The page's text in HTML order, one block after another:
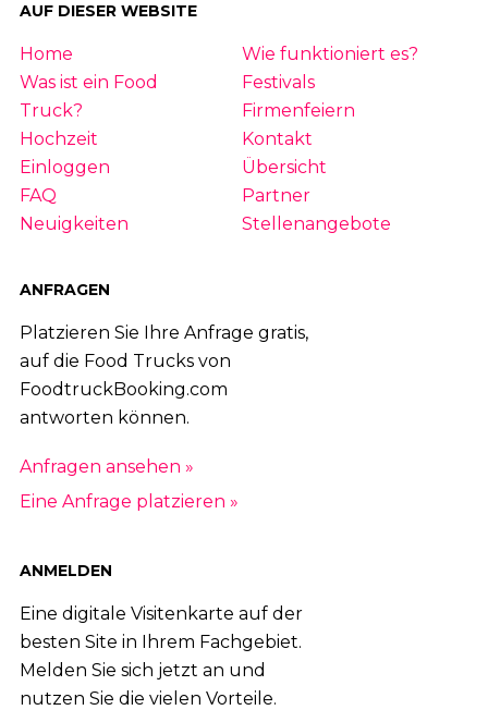
AUF DIESER WEBSITE
Home
Wie funktioniert es?
Was ist ein Food
Truck?
Festivals
Firmenfeiern
Hochzeit
Kontakt
Einloggen
Übersicht
FAQ
Partner
Neuigkeiten
Stellenangebote
ANFRAGEN
Platzieren Sie Ihre Anfrage gratis,
auf die Food Trucks von
FoodtruckBooking.com
antworten können.
Anfragen ansehen »
Eine Anfrage platzieren »
ANMELDEN
Eine digitale Visitenkarte auf der
besten Site in Ihrem Fachgebiet.
Melden Sie sich jetzt an und
nutzen Sie die vielen Vorteile.